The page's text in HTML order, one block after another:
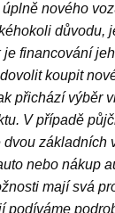
nového
důvodu,
financování
koupit
přichází výběr
V případě
dvou základních
nebo nákup
mají svá
podíváme